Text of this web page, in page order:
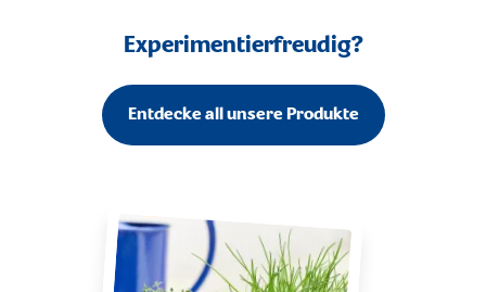
Experimentierfreudig?
Entdecke all unsere Produkte